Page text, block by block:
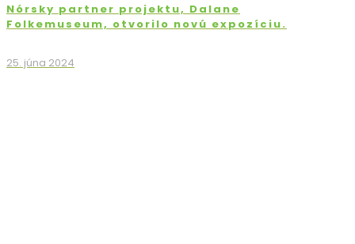
Nórsky partner projektu, Dalane
Folkemuseum, otvorilo novú expozíciu.
25. júna 2024